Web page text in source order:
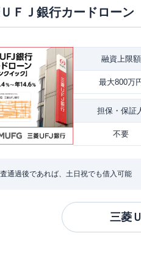
ＦＪ銀行カードローン
融資上限額
最大800万
担保・ 保証
不要
通過後であれば、土日祝でも借入可能
三菱